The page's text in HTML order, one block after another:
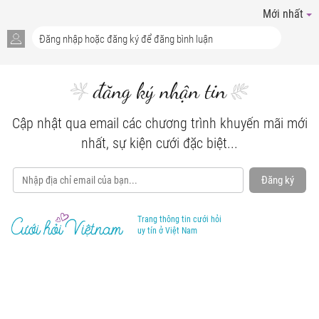
Mới nhất
đăng ký nhận tin
Cập nhật qua email các chương trình khuyến mãi mới
nhất, sự kiện cưới đặc biệt...
Đăng ký
Trang thông tin cưới hỏi
uy tín ở Việt Nam